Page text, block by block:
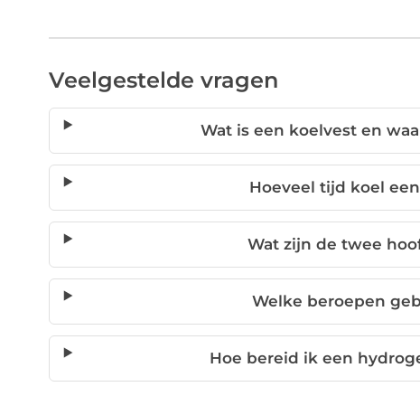
Veelgestelde vragen
Wat is een koelvest en
Hoeveel tijd koel
Wat zijn de twee
Welke beroepen
Hoe bereid ik een